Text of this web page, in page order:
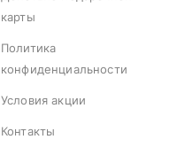
карты
Политика
конфиденциальности
Условия акции
Контакты